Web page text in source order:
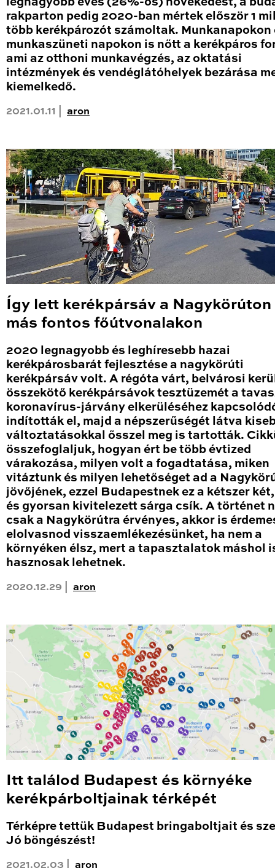
legnagyobb éves (26%-os) növekedést, a
rakparton pedig 2020-ban mértek először 1
több kerékpározót számoltak. Munkanapokon
munkaszüneti napokon is nőtt a kerékpáros
ami az otthoni munkavégzés, az oktatási
intézmények és vendéglátóhelyek bezárása
kiemelkedő.
2021.01.11 | aron
Így lett kerékpársáv a Nagykörúton
más fontos főútvonalakon
2020 legnagyobb és leghíresebb hazai
kerékpárosbarát fejlesztése a nagykörúti
kerékpársáv volt. A régóta várt, belvárosi
összekötő kerékpársávok tesztüzemét a
koronavírus-járvány elkerüléséhez
indították el, majd a népszerűségét látva
változtatásokkal ősszel meg is tartották.
összefoglaljuk, hogyan ért be több évtized
várakozása, milyen volt a fogadtatása, miken
vitáztunk és milyen lehetőséget ad a
jövőjének, ezzel Budapestnek ez a kétszer
és gyorsan kivitelezett sárga csík. A történet
csak a Nagykörútra érvényes, akkor is
elolvasnod visszaemlékezésünket, ha nem a
környéken élsz, mert a tapasztalatok máshol
hasznosak lehetnek.
2020.12.29 | aron
Itt találod Budapest és környéke
kerékpárboltjainak térképét
Térképre tettük Budapest bringaboltjait és
Jó böngészést!
2021.02.03 | aron